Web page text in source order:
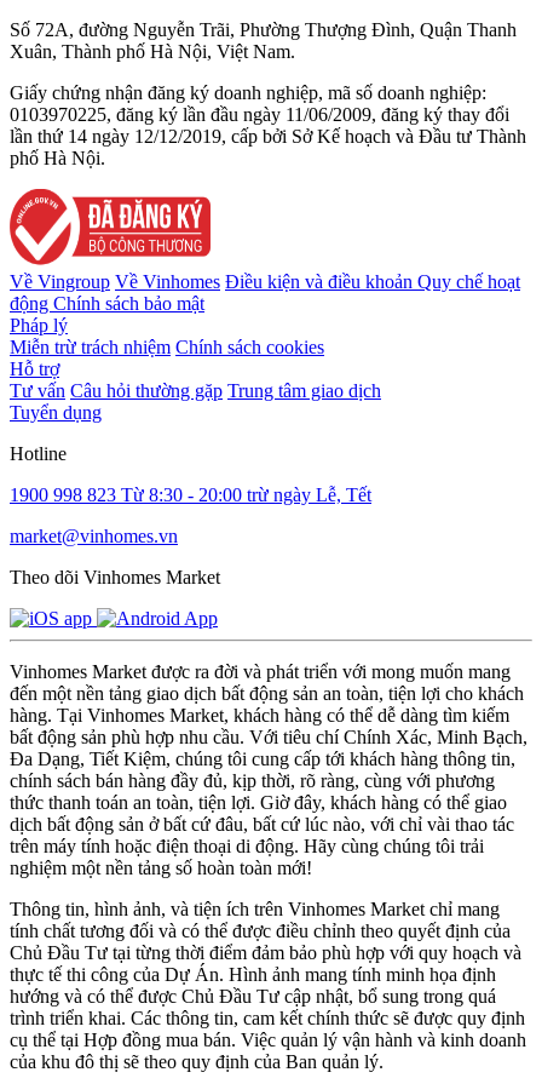
Số 72A, đường Nguyễn Trãi, Phường Thượng Đình, Quận Thanh
Xuân, Thành phố Hà Nội, Việt Nam.
Giấy chứng nhận đăng ký doanh nghiệp, mã số doanh nghiệp:
0103970225, đăng ký lần đầu ngày 11/06/2009, đăng ký thay đổi
lần thứ 14 ngày 12/12/2019, cấp bởi Sở Kế hoạch và Đầu tư Thành
phố Hà Nội.
Về Vingroup Về Vinhomes Điều kiện và điều khoản Quy chế hoạt
động Chính sách bảo mật
Pháp lý
Miễn trừ trách nhiệm Chính sách cookies
Hỗ trợ
Tư vấn Câu hỏi thường gặp Trung tâm giao dịch
Tuyển dụng
Hotline
1900 998 823 Từ 8:30 - 20:00 trừ ngày Lễ, Tết
market@vinhomes.vn
Theo dõi Vinhomes Market
Vinhomes Market được ra đời và phát triển với mong muốn mang
đến một nền tảng giao dịch bất động sản an toàn, tiện lợi cho khách
hàng. Tại Vinhomes Market, khách hàng có thể dễ dàng tìm kiếm
bất động sản phù hợp nhu cầu. Với tiêu chí Chính Xác, Minh Bạch,
Đa Dạng, Tiết Kiệm, chúng tôi cung cấp tới khách hàng thông tin,
chính sách bán hàng đầy đủ, kịp thời, rõ ràng, cùng với phương
thức thanh toán an toàn, tiện lợi. Giờ đây, khách hàng có thể giao
dịch bất động sản ở bất cứ đâu, bất cứ lúc nào, với chỉ vài thao tác
trên máy tính hoặc điện thoại di động. Hãy cùng chúng tôi trải
nghiệm một nền tảng số hoàn toàn mới!
Thông tin, hình ảnh, và tiện ích trên Vinhomes Market chỉ mang
tính chất tương đối và có thể được điều chỉnh theo quyết định của
Chủ Đầu Tư tại từng thời điểm đảm bảo phù hợp với quy hoạch và
thực tế thi công của Dự Án. Hình ảnh mang tính minh họa định
hướng và có thể được Chủ Đầu Tư cập nhật, bổ sung trong quá
trình triển khai. Các thông tin, cam kết chính thức sẽ được quy định
cụ thể tại Hợp đồng mua bán. Việc quản lý vận hành và kinh doanh
của khu đô thị sẽ theo quy định của Ban quản lý.